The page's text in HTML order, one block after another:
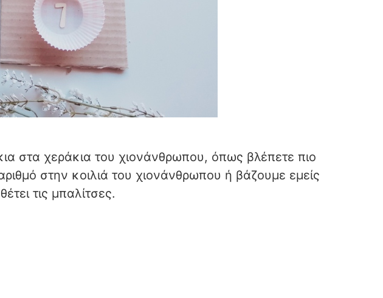
στα χεράκια του χιονάνθρωπου, όπως βλέπετε πιο
στην κοιλιά του χιονάνθρωπου ή βάζουμε εμείς
τις μπαλίτσες.